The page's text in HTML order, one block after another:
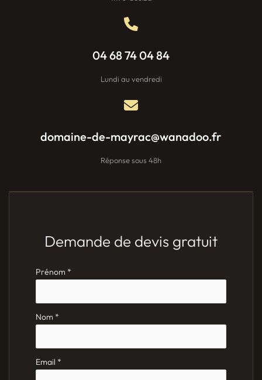
04 68 74 04 84
Lundi au vendredi
domaine-de-mayrac@wanadoo.fr
Réponse sous 48h
Demande de devis gratuit
Formulaire
avec
téléphone
Prénom *
Nom *
Email *